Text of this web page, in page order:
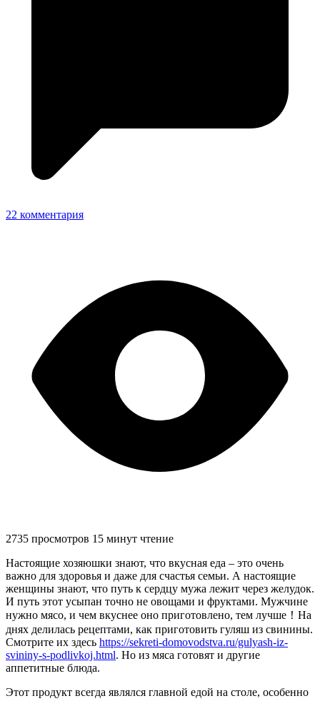
22 комментария
2735 просмотров 15 минут чтение
Настоящие хозяюшки знают, что вкусная еда – это очень
важно для здоровья и даже для счастья семьи. А настоящие
женщины знают, что путь к сердцу мужа лежит через желудок.
И путь этот усыпан точно не овощами и фруктами. Мужчине
нужно мясо, и чем вкуснее оно приготовлено, тем лучше！На
днях делилась рецептами, как приготовить гуляш из свинины.
Смотрите их здесь https://sekreti-domovodstva.ru/gulyash-iz-
svininy-s-podlivkoj.html. Но из мяса готовят и другие
аппетитные блюда.
Этот продукт всегда являлся главной едой на столе, особенно